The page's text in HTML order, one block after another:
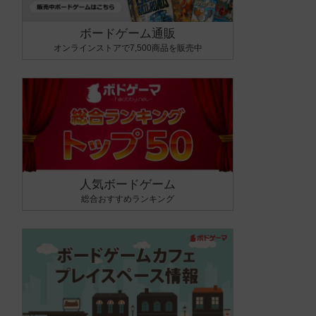
ボードゲーム通販
オンラインストアで7,500商品を販売中
人気ボードゲーム
総合おすすめランキング